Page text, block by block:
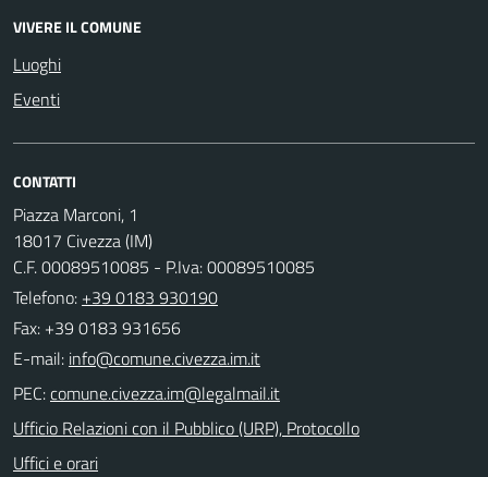
VIVERE IL COMUNE
Luoghi
Eventi
CONTATTI
Piazza Marconi, 1
18017 Civezza (IM)
C.F. 00089510085 - P.Iva: 00089510085
Telefono: +39 0183 930190
Fax: +39 0183 931656
E-mail:
PEC:
Ufficio Relazioni con il Pubblico (URP), Protocollo
Uffici e orari